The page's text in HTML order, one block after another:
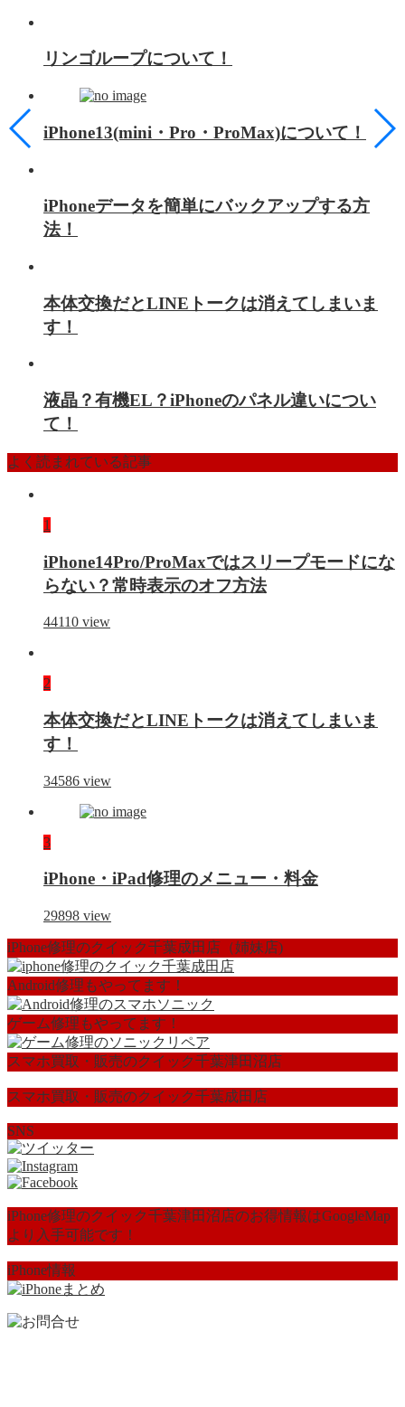
リンゴループについて！
iPhone13(mini・Pro・ProMax)について！
iPhoneデータを簡単にバックアップする方
法！
本体交換だとLINEトークは消えてしまいま
す！
液晶？有機EL？iPhoneのパネル違いについ
て！
よく読まれている記事
1
iPhone14Pro/ProMaxではスリープモードにな
らない？常時表示のオフ方法
44110 view
2
本体交換だとLINEトークは消えてしまいま
す！
34586 view
3
iPhone・iPad修理のメニュー・料金
29898 view
iPhone修理のクイック千葉成田店（姉妹店)
Android修理もやってます！
ゲーム修理もやってます！
スマホ買取・販売のクイック千葉津田沼店
スマホ買取・販売のクイック千葉成田店
SNS
iPhone修理のクイック千葉津田沼店のお得情報はGoogleMap
より入手可能です！
iPhone情報